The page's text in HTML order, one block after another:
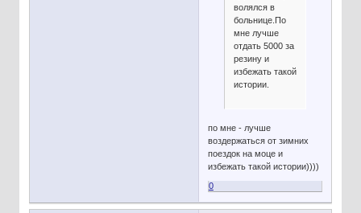
волялся в
больнице.По
мне лучше
отдать 5000 за
резину и
избежать такой
истории.
по мне - лучше
воздержаться от зимних
поездок на моце и
избежать такой истории))))
0